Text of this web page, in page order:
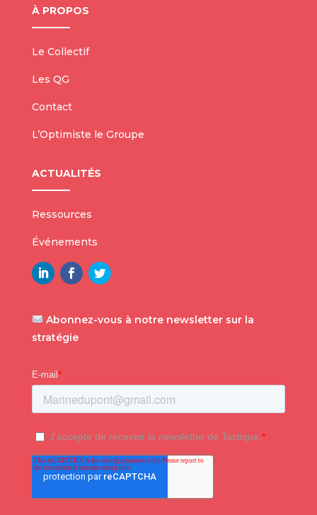
À PROPOS
Le Collectif
Les QG
Contact
L’Optimiste le Groupe
ACTUALITÉS
Ressources
Événements
Abonnez-vous à notre newsletter sur la
stratégie